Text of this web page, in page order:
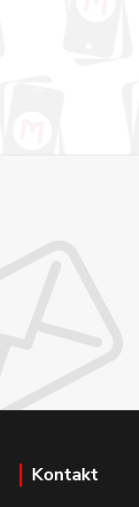
Kontakt